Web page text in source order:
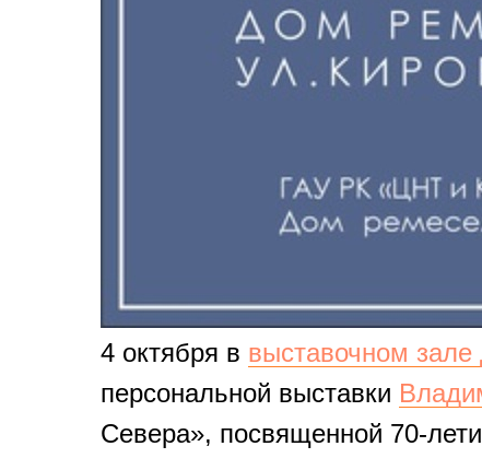
4 октября в выставочном
персональной выставки
Севера», посвященной 70-